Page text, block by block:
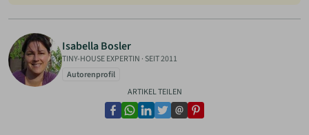
Isabella Bosler
TINY-HOUSE EXPERTIN · SEIT 2011
Autorenprofil
ARTIKEL TEILEN
facebook
whatsapp
linkedin
twitter
emailpinterest